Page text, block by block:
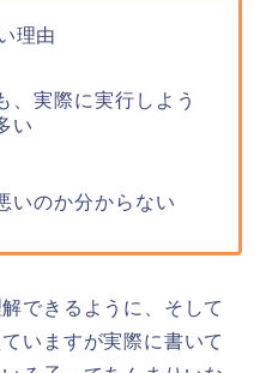
理由
、実際に実行しよう
い
いのか分からない
できるように、そして
いますが実際に書いて